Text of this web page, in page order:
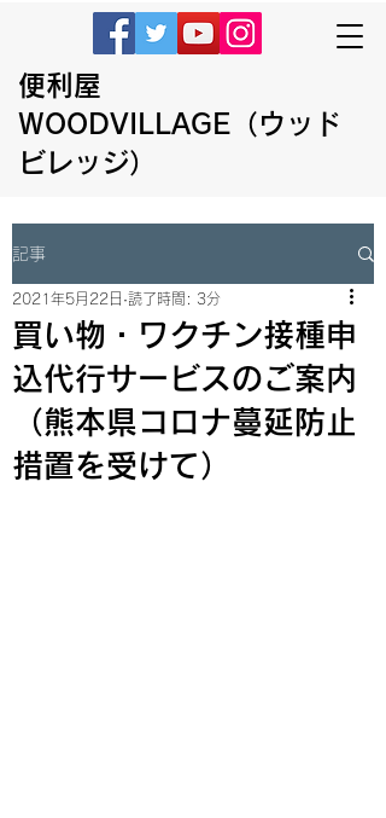
便利屋
WOODVILLAGE（ウッド
ビレッジ）
記事
買い物・ワクチン接種申
込代行サービスのご案内
（熊本県コロナ蔓延防止
措置を受けて）
2021年5月22日 読了時間: 3分